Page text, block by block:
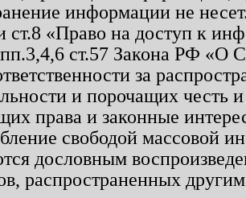
информации не
ст.8 «Право на доступ к
ст.57 Закона РФ «О
за
и порочащих честь
права и законные
свободой массовой
дословным
распространенных